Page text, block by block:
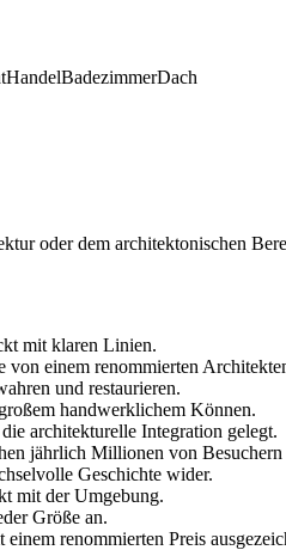
HandelBadezimmerDach
oder dem architektonischen
mit klaren Linien.
von einem renommierten
und restaurieren.
handwerklichem Können.
architekturelle Integration gelegt.
jährlich Millionen von Besuchern
Geschichte wider.
mit der Umgebung.
Größe an.
renommierten Preis